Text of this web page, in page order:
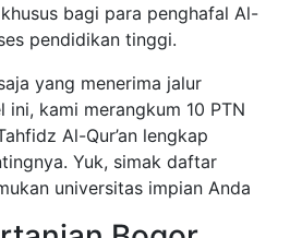
bagi para penghafal Al-
pendidikan tinggi.
yang menerima jalur
kami merangkum 10 PTN
Al-Qur’an lengkap
Yuk, simak daftar
universitas impian Anda